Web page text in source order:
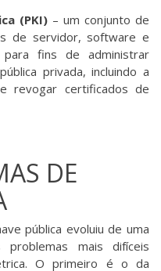
(PKI) – um conjunto de
de servidor, software e
fins de admi­nistrar
privada, incluindo a
revogar certificados de
DE
pública evoluiu de uma
mais difíceis
O primeiro é o da